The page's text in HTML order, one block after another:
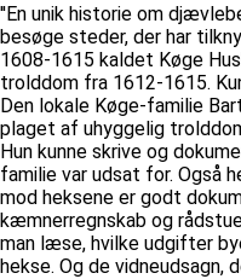
''En unik historie om
besøge steder, der har
1608-1615 kaldet Køge
trolddom fra 1612-1615.
Den lokale Køge-familie
plaget af uhyggelig
Hun kunne skrive og
familie var udsat for. Også
mod heksene er godt
kæmnerregnskab og
man læse, hvilke udgifter
hekse. Og de vidneudsagn,